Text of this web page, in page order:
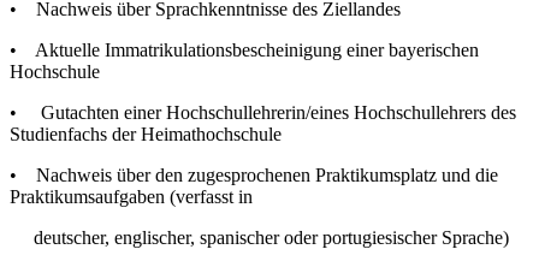
• Nachweis über Sprachkenntnisse des Ziellandes
• Aktuelle Immatrikulationsbescheinigung einer bayerischen
Hochschule
• Gutachten einer Hochschullehrerin/eines Hochschullehrers des
Studienfachs der Heimathochschule
• Nachweis über den zugesprochenen Praktikumsplatz und die
Praktikumsaufgaben (verfasst in
deutscher, englischer, spanischer oder portugiesischer Sprache)